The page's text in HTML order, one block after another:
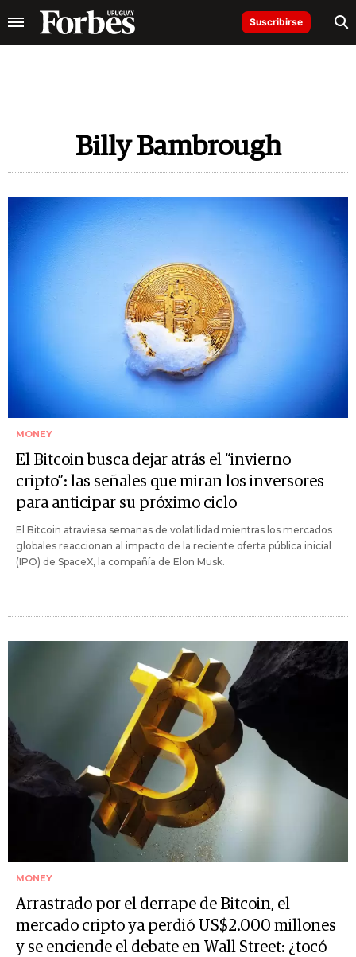
Suscribirse
Billy Bambrough
MONEY
El Bitcoin busca dejar atrás el “invierno
cripto”: las señales que miran los inversores
para anticipar su próximo ciclo
El Bitcoin atraviesa semanas de volatilidad mientras los mercados
globales reaccionan al impacto de la reciente oferta pública inicial
(IPO) de SpaceX, la compañía de Elon Musk.
MONEY
Arrastrado por el derrape de Bitcoin, el
mercado cripto ya perdió US$2.000 millones
y se enciende el debate en Wall Street: ¿tocó